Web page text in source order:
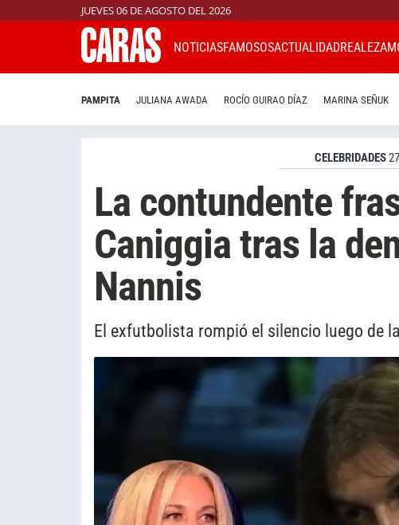
JUEVES 06 DE AGOSTO DEL 2026
NOTICIASFAMOSOSACTUALIDADREALEZA
PAMPITA JULIANA AWADA ROCÍO GUIRAO DÍAZ MARINA SEÑUK
CELEBRIDADES
La contundente
Caniggia tras la
Nannis
El exfutbolista rompió el silencio luego de